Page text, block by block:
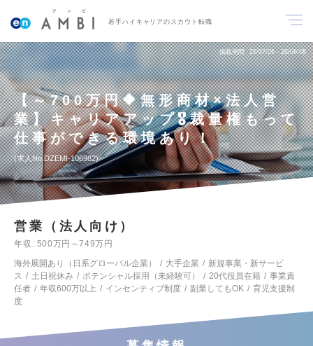
若手ハイキャリアのスカウト転職
掲載期間 26/07/26～26/08/08
【～700万円🔶無形商材×法人営
業】キャリアアップ🎖️裁量権もって
仕事ができる環境あり！
求人No.DZEMI-106982
営業（法人向け）
年収
500万円～749万円
海外展開あり（日系グローバル企業）
大手企業
新規事業・新サービ
ス
土日祝休み ポテンシャル採用（未経験可） 20代役員在籍
事業責
任者
年収600万以上 インセンティブ制度 副業してもOK
育児支援制
度